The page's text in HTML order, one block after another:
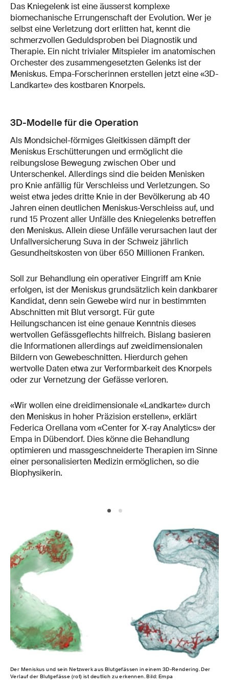
Das Kniegelenk ist eine äusserst komplexe
biomechanische Errungenschaft der Evolution. Wer je
selbst eine Verletzung dort erlitten hat, kennt die
schmerzvollen Geduldsproben bei Diagnostik und
Therapie. Ein nicht trivialer Mitspieler im anatomischen
Orchester des zusammengesetzten Gelenks ist der
Meniskus. Empa-Forscherinnen erstellen jetzt eine «3D-
Landkarte» des kostbaren Knorpels.
3D-Modelle für die Operation
Als Mondsichel-förmiges Gleitkissen dämpft der
Meniskus Erschütterungen und ermöglicht die
reibungslose Bewegung zwischen Ober und
Unterschenkel. Allerdings sind die beiden Menisken
pro Knie anfällig für Verschleiss und Verletzungen. So
weist etwa jedes dritte Knie in der Bevölkerung ab 40
Jahren einen deutlichen Meniskus-Verschleiss auf, und
rund 15 Prozent aller Unfälle des Kniegelenks betreffen
den Meniskus. Allein diese Unfälle verursachen laut der
Unfallversicherung Suva in der Schweiz jährlich
Gesundheitskosten von über 650 Millionen Franken.
Soll zur Behandlung ein operativer Eingriff am Knie
erfolgen, ist der Meniskus grundsätzlich kein dankbarer
Kandidat, denn sein Gewebe wird nur in bestimmten
Abschnitten mit Blut versorgt. Für gute
Heilungschancen ist eine genaue Kenntnis dieses
wertvollen Gefässgeflechts hilfreich. Bislang basieren
die Informationen allerdings auf zweidimensionalen
Bildern von Gewebeschnitten. Hierdurch gehen
wertvolle Daten etwa zur Verformbarkeit des Knorpels
oder zur Vernetzung der Gefässe verloren.
«Wir wollen eine dreidimensionale «Landkarte» durch
den Meniskus in hoher Präzision erstellen», erklärt
Federica Orellana vom «Center for X-ray Analytics» der
Empa in Dübendorf. Dies könne die Behandlung
optimieren und massgeschneiderte Therapien im Sinne
einer personalisierten Medizin ermöglichen, so die
Biophysikerin.
Der Meniskus und sein Netzwerk aus Blutgefässen in einem 3D-Rendering. Der
Verlauf der Blutgefässe (rot) ist deutlich zu erkennen. Bild: Empa